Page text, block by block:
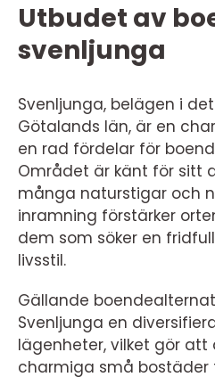
Utbudet av
svenljunga
Svenljunga, belägen i
Götalands län, är en
en rad fördelar för
Området är känt för sitt
många naturstigar och
inramning förstärker
dem som söker en
livsstil.
Gällande
Svenljunga en
lägenheter, vilket gör
charmiga små bostäder